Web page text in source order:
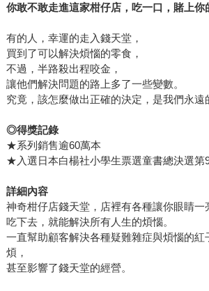
你敢不敢走進這家柑仔店，吃一口，賭上你
有的人，幸運的走入錢天堂，
買到了可以解決煩惱的零食，
不過，半路殺出程咬金，
讓他們解決問題的路上多了一些變數。
究竟，該怎麼做出正確的決定，是我們永遠
◎得獎記錄
★系列銷售逾60萬本
★入選日本白楊社小學生票選童書總決選第
詳細內容
神奇柑仔店錢天堂，店裡有各種讓你眼睛一
吃下去，就能解決所有人生的煩惱。
一直幫助顧客解決各種疑難雜症與煩惱的紅
煩，
甚至影響了錢天堂的經營。